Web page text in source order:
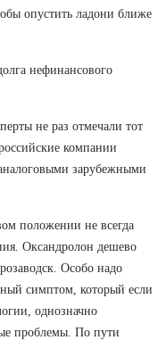
опустить ладони ближе
нефинансового
не раз отмечали тот
компании
зарубежными
положении не всегда
Оксандролон дешево
Особо надо
симптом, который если
однозначно
проблемы. По пути